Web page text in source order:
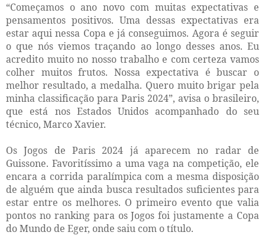
“Começamos o ano novo com muitas expectativas e
pensamentos positivos. Uma dessas expectativas era
estar aqui nessa Copa e já conseguimos. Agora é seguir
o que nós viemos traçando ao longo desses anos. Eu
acredito muito no nosso trabalho e com certeza vamos
colher muitos frutos. Nossa expectativa é buscar o
melhor resultado, a medalha. Quero muito brigar pela
minha classificação para Paris 2024”, avisa o brasileiro,
que está nos Estados Unidos acompanhado do seu
técnico, Marco Xavier.
Os Jogos de Paris 2024 já aparecem no radar de
Guissone. Favoritíssimo a uma vaga na competição, ele
encara a corrida paralímpica com a mesma disposição
de alguém que ainda busca resultados suficientes para
estar entre os melhores. O primeiro evento que valia
pontos no ranking para os Jogos foi justamente a Copa
do Mundo de Eger, onde saiu com o título.